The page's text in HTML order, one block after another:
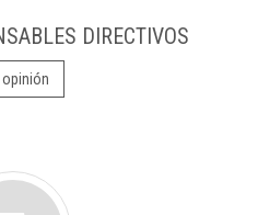
DIRECTIVOS
opinión